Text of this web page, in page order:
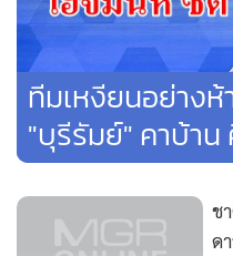
จากจังหวะที่ นฤบดินทร์ วีรวั
ก่อนรอจังหวะแล้วจ่ายเข้าก
เข้าไปไม่พลาด เจ้าถิ่น นำ 1-0
หลังได้ประตูขึ้นนำ บุรีรัมย์ ยู
บอลได้ในเขตโทษ ก่อนยิงเน้
ทีมเยือนออกหลังไปอย่างน่าเ
ทีมเหงียนอย่าง
"บุรีรัมย์" คาบ้า
ช
ด